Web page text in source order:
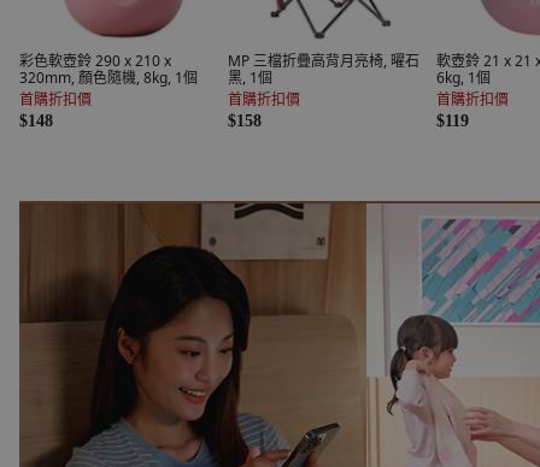
彩色軟壺鈴 290 x 210 x
320mm, 顏色隨機, 8kg, 1個
首購折扣價
$148
MP 三檔折疊高背月亮椅, 曜石
黑, 1個
首購折扣價
$158
軟壺鈴 21 x 21
6kg, 1個
首購折扣價
$119